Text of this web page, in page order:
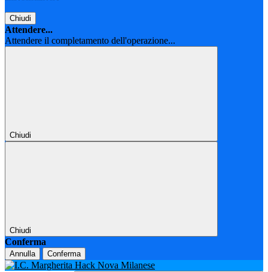
Chiudi
Attendere...
Attendere il completamento dell'operazione...
Chiudi
Chiudi
Conferma
Annulla Conferma